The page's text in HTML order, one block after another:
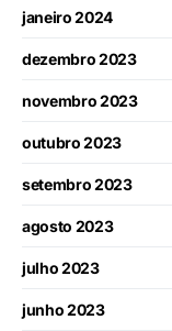
janeiro 2024
dezembro 2023
novembro 2023
outubro 2023
setembro 2023
agosto 2023
julho 2023
junho 2023